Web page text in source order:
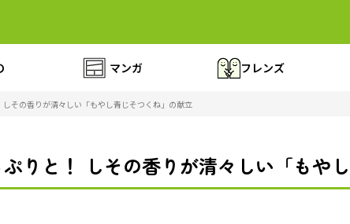
マンガ フレンズ
その香りが清々しい「もやし青じそつくね」の献立
りと！ しその香りが清々しい「もや